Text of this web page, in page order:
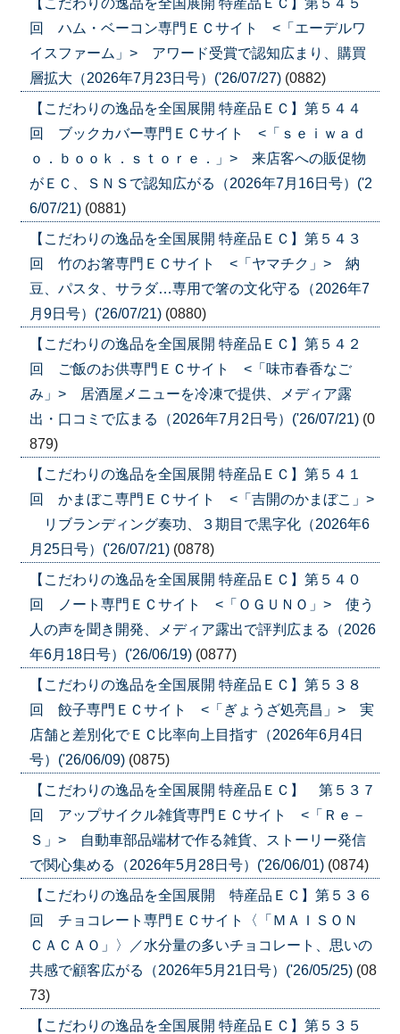
回 ハム・ベーコン専門ＥＣサイト <「エーデルワ
イスファーム」> アワード受賞で認知広まり、購買
層拡大（2026年7月23日号）('26/07/27) (0882)
【こだわりの逸品を全国展開 特産品ＥＣ】第５４４
回 ブックカバー専門ＥＣサイト <「ｓｅｉｗａｄ
ｏ．ｂｏｏｋ．ｓｔｏｒｅ．」> 来店客への販促物
がＥＣ、ＳＮＳで認知広がる（2026年7月16日号）('2
6/07/21) (0881)
【こだわりの逸品を全国展開 特産品ＥＣ】第５４３
回 竹のお箸専門ＥＣサイト <「ヤマチク」> 納
豆、パスタ、サラダ…専用で箸の文化守る（2026年7
月9日号）('26/07/21) (0880)
【こだわりの逸品を全国展開 特産品ＥＣ】第５４２
回 ご飯のお供専門ＥＣサイト <「味市春香なご
み」> 居酒屋メニューを冷凍で提供、メディア露
出・口コミで広まる（2026年7月2日号）('26/07/21) (0
879)
【こだわりの逸品を全国展開 特産品ＥＣ】第５４１
回 かまぼこ専門ＥＣサイト <「吉開のかまぼこ」>
リブランディング奏功、３期目で黒字化（2026年6
月25日号）('26/07/21) (0878)
【こだわりの逸品を全国展開 特産品ＥＣ】第５４０
回 ノート専門ＥＣサイト <「ＯＧＵＮＯ」> 使う
人の声を聞き開発、メディア露出で評判広まる（2026
年6月18日号）('26/06/19) (0877)
【こだわりの逸品を全国展開 特産品ＥＣ】第５３８
回 餃子専門ＥＣサイト <「ぎょうざ処亮昌」> 実
店舗と差別化でＥＣ比率向上目指す（2026年6月4日
号）('26/06/09) (0875)
【こだわりの逸品を全国展開 特産品ＥＣ】 第５３７
回 アップサイクル雑貨専門ＥＣサイト <「Ｒｅ－
Ｓ」> 自動車部品端材で作る雑貨、ストーリー発信
で関心集める（2026年5月28日号）('26/06/01) (0874)
【こだわりの逸品を全国展開 特産品ＥＣ】第５３６
回 チョコレート専門ＥＣサイト〈「ＭＡＩＳＯＮ
ＣＡＣＡＯ」〉／水分量の多いチョコレート、思いの
共感で顧客広がる（2026年5月21日号）('26/05/25) (08
73)
【こだわりの逸品を全国展開 特産品ＥＣ】第５３５